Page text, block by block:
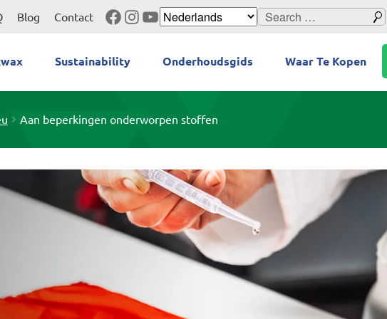
Blog Contact Facebook
Instagram
YouTube
Search
Sustainability Onderhoudsgids Waar Te Kopen
Aan beperkingen onderworpen stoffen